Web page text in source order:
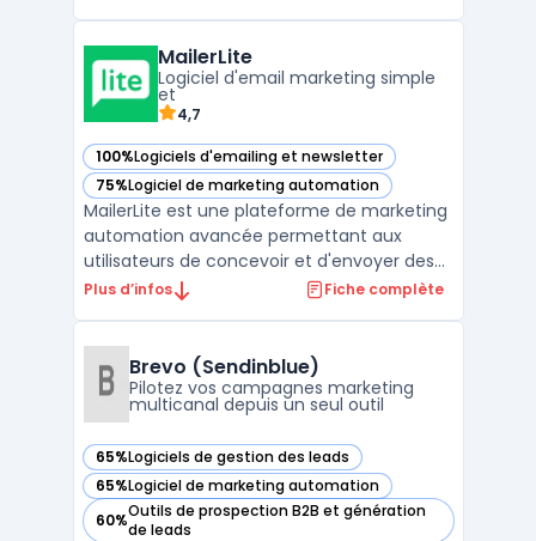
et une analyse en temps réel des résultats
de la cam ...
MailerLite
Logiciel d'email marketing simple
et
4,7
100%Logiciels d'emailing et newsletter
— voir MailerLite dans cette catégorie
75%Logiciel de marketing automation
— voir MailerLite dans cette catégorie
MailerLite est une plateforme de marketing
automation avancée permettant aux
utilisateurs de concevoir et d'envoyer des
campagnes email professionnelles. Que
MailerLite vous offre les fonctionnalités
dont vous avez besoin ...
Plus d’infos Fiche complète
Brevo (Sendinblue)
Pilotez vos campagnes marketing
multicanal depuis un seul outil
65%Logiciels de gestion des leads
— voir Brevo (Sendinblue) dans cette catégorie
65%Logiciel de marketing automation
— voir Brevo (Sendinblue) dans cette catégorie
60%Outils de prospection B2B et génération
de leads
— voir Brevo (Sendinblue) dans cette catégorie